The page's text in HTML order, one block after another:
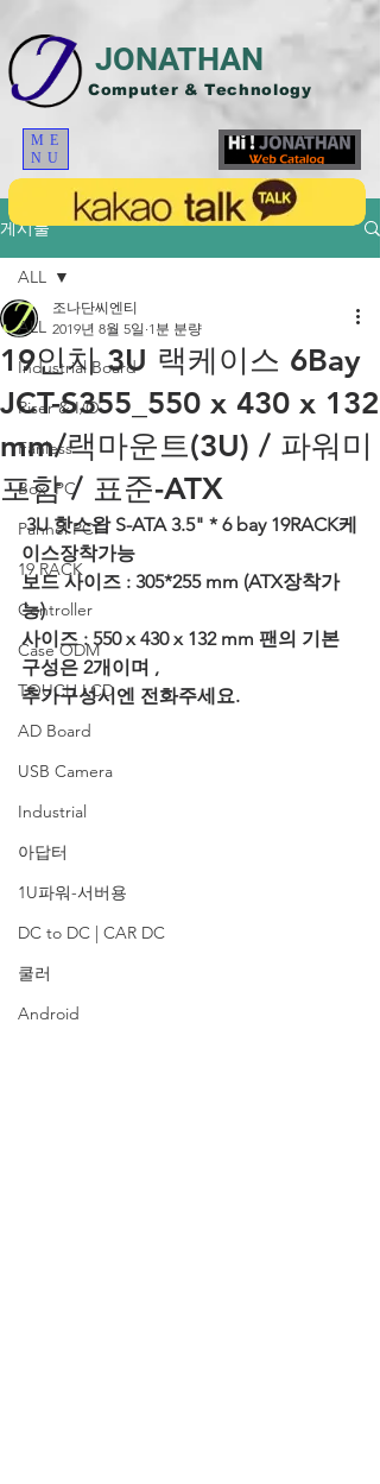
JONATHAN
Computer & Technology
ME
NU
게시물
ALL
Industrial Board
Riser & I/O
Fanless
Box_PC
Pannel PC
19 RACK
Controller
Case ODM
TOUCH LCD
AD Board
USB Camera
Industrial
아답터
1U파워-서버용
DC to DC | CAR DC
쿨러
Android
ALL
19인치 3U 랙케이스 6Bay
JCT-S355_550 x 430 x 132
mm/랙마운트(3U) / 파워미
포함 / 표준-ATX
조나단씨엔티
2019년 8월 5일 1분 분량
3U 핫스왑 S-ATA 3.5" * 6 bay 19RACK케
이스장착가능
보드 사이즈 : 305*255 mm (ATX장착가
능)
사이즈 : 550 x 430 x 132 mm 팬의 기본
구성은 2개이며 ,
추가구성시엔 전화주세요.